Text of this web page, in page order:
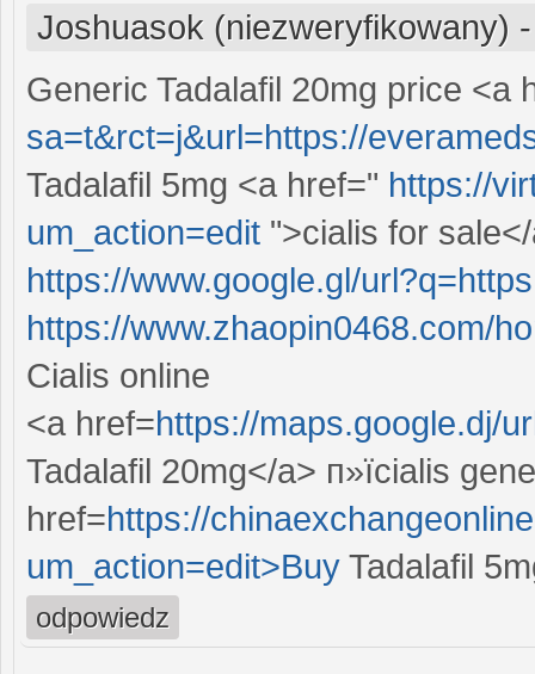
Joshuasok (niezweryfikowany)
Generic Tadalafil 20mg price <a
sa=t&rct=j&url=https://
Tadalafil 5mg <a href=" https://
um_action=edit ">cialis for
https://www.google.gl/
https://www.zhaopin0468.com/
Cialis online
<a href=https://maps.google.dj/
Tadalafil 20mg</a> п»їcialis
href=https://
um_action=edit>Buy Tadalafil
odpowiedz